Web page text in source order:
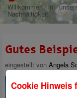
Willkommen in
Nachhaltigkeit.
Gutes
eingestellt von Angela
Cookie Hinweis